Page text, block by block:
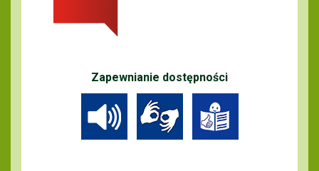
Zapewnianie dostępności